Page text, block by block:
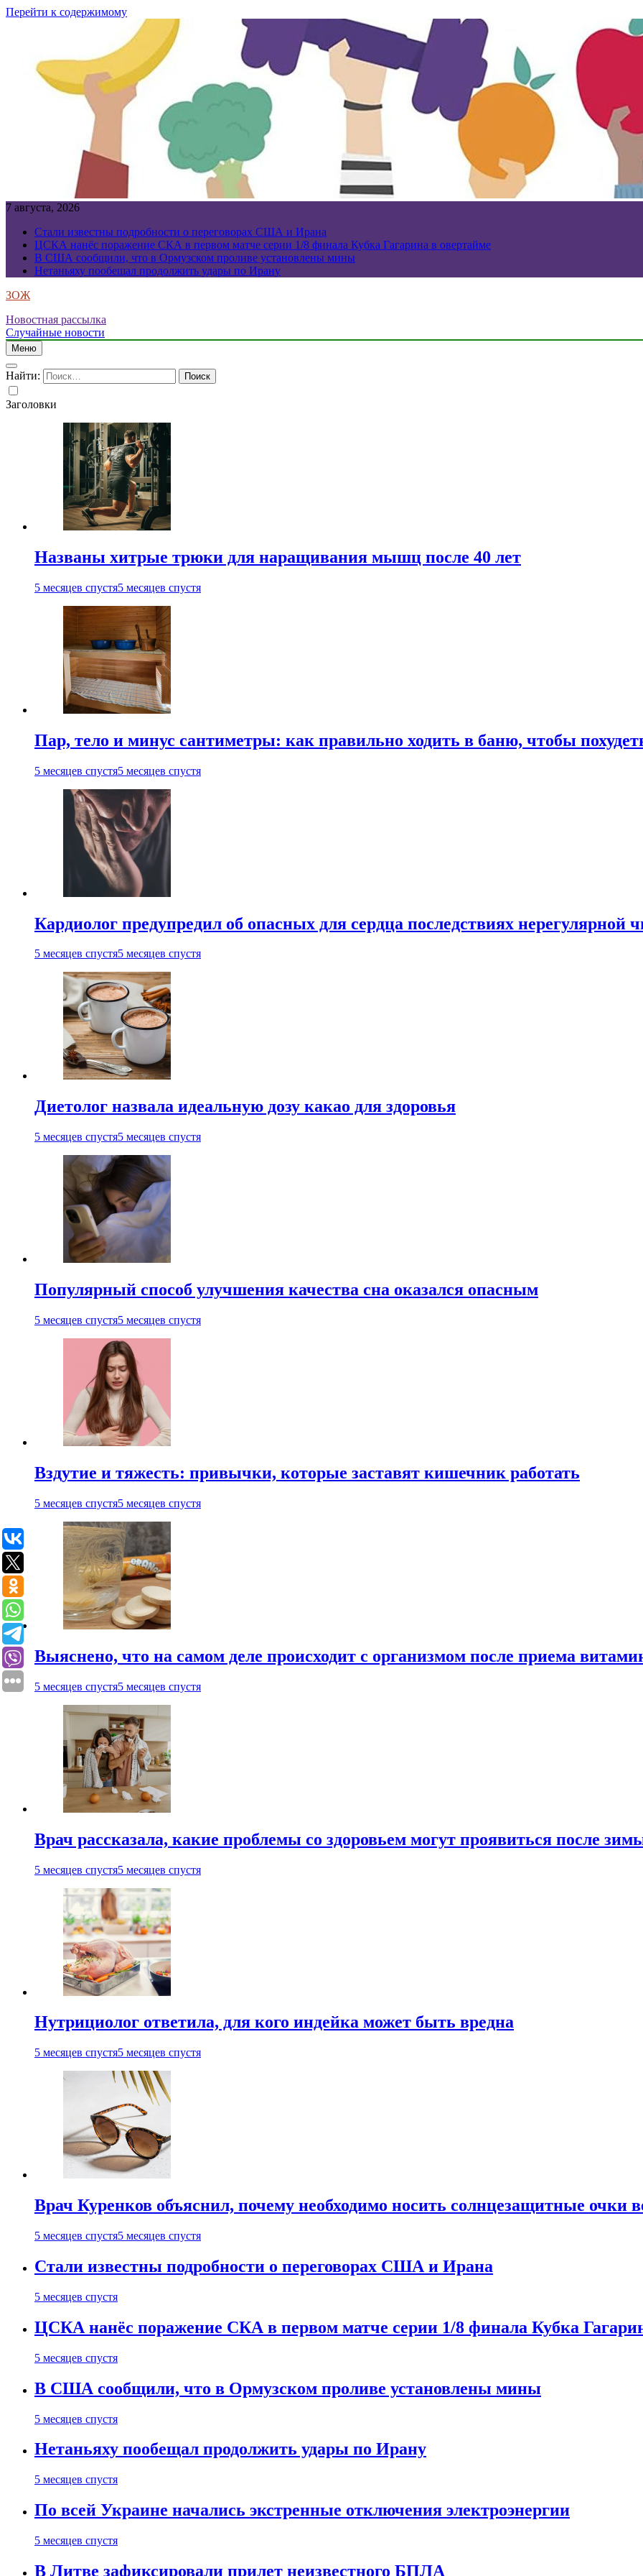
Перейти к содержимому
7 августа, 2026
Стали известны подробности о переговорах США и Ирана
ЦСКА нанёс поражение СКА в первом матче серии 1/8 финала Кубка Гагарина в овертайме
В США сообщили, что в Ормузском проливе установлены мины
Нетаньяху пообещал продолжить удары по Ирану
ЗОЖ
Новостная рассылка
Случайные новости
Меню
Найти:
Заголовки
Названы хитрые трюки для наращивания мышц после 40 лет
5 месяцев спустя5 месяцев спустя
Пар, тело и минус сантиметры: как правильно ходить в баню, чтобы
5 месяцев спустя5 месяцев спустя
Кардиолог предупредил об опасных для сердца последствиях нерегулярной
5 месяцев спустя5 месяцев спустя
Диетолог назвала идеальную дозу какао для здоровья
5 месяцев спустя5 месяцев спустя
Популярный способ улучшения качества сна оказался опасным
5 месяцев спустя5 месяцев спустя
Вздутие и тяжесть: привычки, которые заставят кишечник работать
5 месяцев спустя5 месяцев спустя
Выяснено, что на самом деле происходит с организмом после приема
5 месяцев спустя5 месяцев спустя
Врач рассказала, какие проблемы со здоровьем могут проявиться после
5 месяцев спустя5 месяцев спустя
Нутрициолог ответила, для кого индейка может быть вредна
5 месяцев спустя5 месяцев спустя
Врач Куренков объяснил, почему необходимо носить солнцезащитные очки
5 месяцев спустя5 месяцев спустя
Стали известны подробности о переговорах США и Ирана
5 месяцев спустя
ЦСКА нанёс поражение СКА в первом матче серии 1/8 финала Кубка
5 месяцев спустя
В США сообщили, что в Ормузском проливе установлены мины
5 месяцев спустя
Нетаньяху пообещал продолжить удары по Ирану
5 месяцев спустя
По всей Украине начались экстренные отключения электроэнергии
5 месяцев спустя
В Литве зафиксировали прилет неизвестного БПЛА